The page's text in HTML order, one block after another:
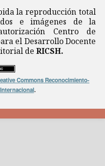
la reproducción total
e imágenes de la
Centro de
el Desarrollo Docente
de RICSH.
Commons Reconocimiento-
.